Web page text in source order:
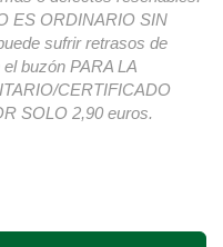
ES ORDINARIO SIN
sufrir retrasos de
buzón PARA LA
CERTIFICADO
SOLO 2,90 euros.